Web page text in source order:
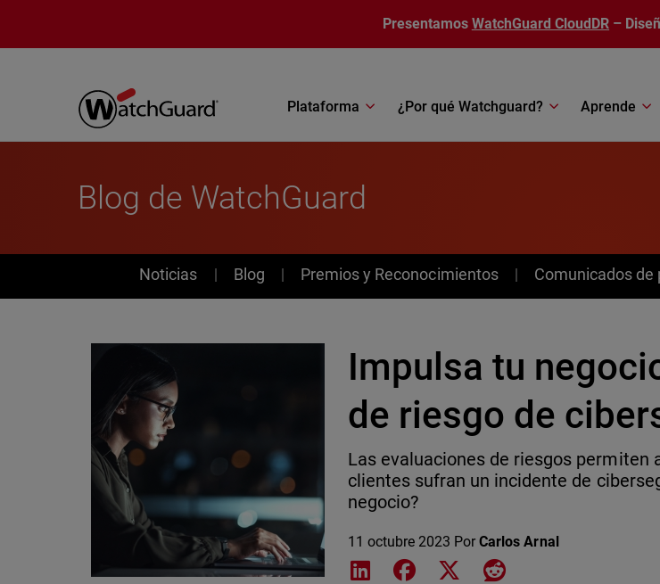
Presentamos WatchGuard CloudDR –
Plataforma ¿Por qué Watchguard? Aprende
Blog de WatchGuard
News
Noticias Blog Premios y Reconocimientos Comunicados de
Impulsa tu
de riesgo de
Las evaluaciones de riesgos
clientes sufran un incidente de
negocio?
11 octubre 2023 PorCarlos Arnal
Share on LinkedIn
Share on Facebook
Share on XShare on Reddit